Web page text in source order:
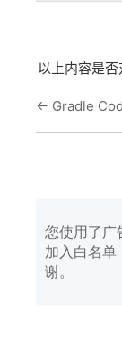
以上内容是否
← Gradle
您使用了广
加入白名单
谢。